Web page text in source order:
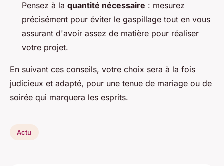
Pensez à la quantité nécessaire : mesurez
précisément pour éviter le gaspillage tout en vous
assurant d'avoir assez de matière pour réaliser
votre projet.
En suivant ces conseils, votre choix sera à la fois
judicieux et adapté, pour une tenue de mariage ou de
soirée qui marquera les esprits.
Actu